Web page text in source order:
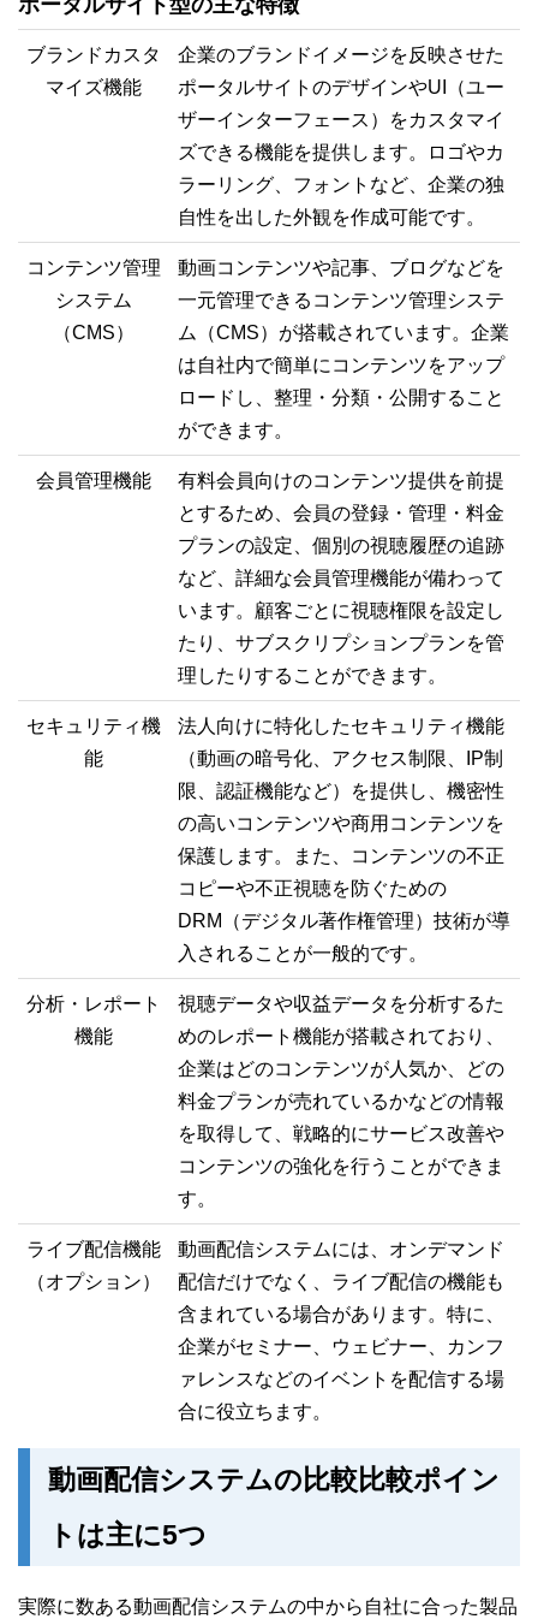
ポータルサイト型の主な特徴
ブランドカスタ
マイズ機能
企業のブランドイメージを反映させた
ポータルサイトのデザインやUI（ユー
ザーインターフェース）をカスタマイ
ズできる機能を提供します。ロゴやカ
ラーリング、フォントなど、企業の独
自性を出した外観を作成可能です。
コンテンツ管理
システム
（CMS）
動画コンテンツや記事、ブログなどを
一元管理できるコンテンツ管理システ
ム（CMS）が搭載されています。企業
は自社内で簡単にコンテンツをアップ
ロードし、整理・分類・公開すること
ができます。
会員管理機能
有料会員向けのコンテンツ提供を前提
とするため、会員の登録・管理・料金
プランの設定、個別の視聴履歴の追跡
など、詳細な会員管理機能が備わって
います。顧客ごとに視聴権限を設定し
たり、サブスクリプションプランを管
理したりすることができます。
セキュリティ機
能
法人向けに特化したセキュリティ機能
（動画の暗号化、アクセス制限、IP制
限、認証機能など）を提供し、機密性
の高いコンテンツや商用コンテンツを
保護します。また、コンテンツの不正
コピーや不正視聴を防ぐための
DRM（デジタル著作権管理）技術が導
入されることが一般的です。
分析・レポート
機能
視聴データや収益データを分析するた
めのレポート機能が搭載されており、
企業はどのコンテンツが人気か、どの
料金プランが売れているかなどの情報
を取得して、戦略的にサービス改善や
コンテンツの強化を行うことができま
す。
ライブ配信機能
（オプション）
動画配信システムには、オンデマンド
配信だけでなく、ライブ配信の機能も
含まれている場合があります。特に、
企業がセミナー、ウェビナー、カンフ
ァレンスなどのイベントを配信する場
合に役立ちます。
動画配信システムの比較比較ポイン
トは主に5つ
実際に数ある動画配信システムの中から自社に合った製品